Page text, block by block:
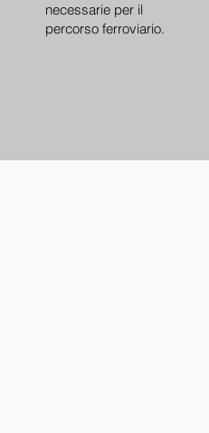
necessarie per il
percorso ferroviario.